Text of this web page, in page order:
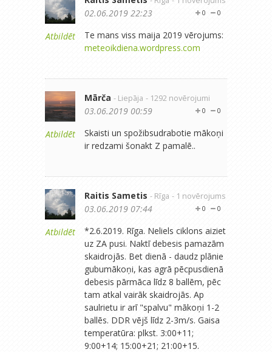
Atbildēt
0
0
02.06.2019 22:23
Te mans viss maija 2019 vērojums:
meteoikdiena.wordpress.com
Atbildēt
Mārča - Liepāja - 1292 novērojumi
0
0
03.06.2019 00:59
Skaisti un spožibsudrabotie mākoņi
ir redzami šonakt Z pamalē..
Atbildēt
Raitis Sametis - Rīga - 1 novērojums
0
0
03.06.2019 07:44
*2.6.2019. Rīga. Neliels ciklons aiziet
uz ZA pusi. Naktī debesis pamazām
skaidrojās. Bet dienā - daudz plānie
gubumākoņi, kas agrā pēcpusdienā
debesis pārmāca līdz 8 ballēm, pēc
tam atkal vairāk skaidrojās. Ap
saulrietu ir arī "spalvu" mākoņi 1-2
ballēs. DDR vējš līdz 2-3m/s. Gaisa
temperatūra: plkst. 3:00+11;
9:00+14; 15:00+21; 21:00+15.